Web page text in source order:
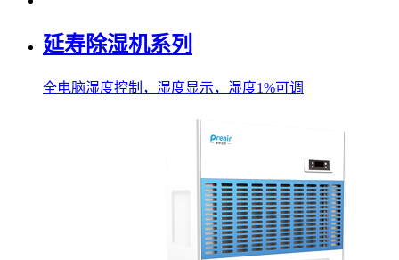
延寿除湿机系列
全电脑湿度控制，湿度显示，湿度1%可调